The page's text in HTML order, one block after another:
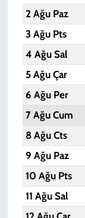
2 Ağu Paz
3 Ağu Pts
4 Ağu Sal
5 Ağu Çar
6 Ağu Per
7 Ağu Cum
8 Ağu Cts
9 Ağu Paz
10 Ağu Pts
11 Ağu Sal